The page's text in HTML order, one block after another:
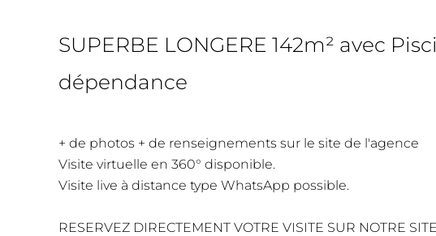
SUPERBE LONGERE 142m² avec
dépendance
+ de photos + de renseignements sur le site de l'agence
Visite virtuelle en 360° disponible.
Visite live à distance type WhatsApp possible.
RESERVEZ DIRECTEMENT VOTRE VISITE SUR NOTRE